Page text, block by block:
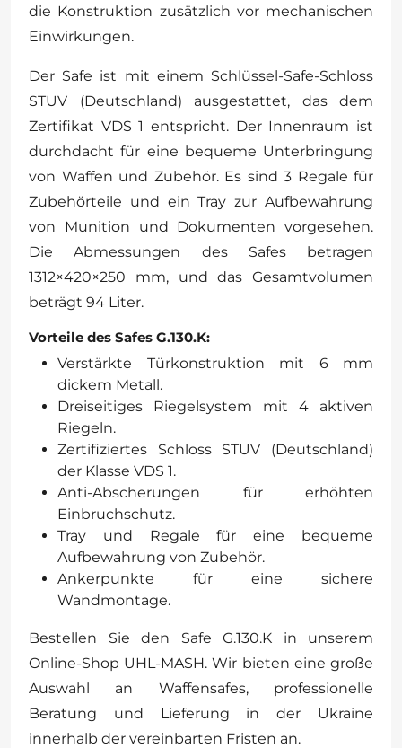
die Konstruktion zusätzlich vor mechanischen
Einwirkungen.
Der Safe ist mit einem Schlüssel-Safe-Schloss
STUV (Deutschland) ausgestattet, das dem
Zertifikat VDS 1 entspricht. Der Innenraum ist
durchdacht für eine bequeme Unterbringung
von Waffen und Zubehör. Es sind 3 Regale für
Zubehörteile und ein Tray zur Aufbewahrung
von Munition und Dokumenten vorgesehen.
Die Abmessungen des Safes betragen
1312×420×250 mm, und das Gesamtvolumen
beträgt 94 Liter.
Vorteile des Safes G.130.K:
Verstärkte Türkonstruktion mit 6 mm
dickem Metall.
Dreiseitiges Riegelsystem mit 4 aktiven
Riegeln.
Zertifiziertes Schloss STUV (Deutschland)
der Klasse VDS 1.
Anti-Abscherungen für erhöhten
Einbruchschutz.
Tray und Regale für eine bequeme
Aufbewahrung von Zubehör.
Ankerpunkte für eine sichere
Wandmontage.
Bestellen Sie den Safe G.130.K in unserem
Online-Shop UHL-MASH. Wir bieten eine große
Auswahl an Waffensafes, professionelle
Beratung und Lieferung in der Ukraine
innerhalb der vereinbarten Fristen an.